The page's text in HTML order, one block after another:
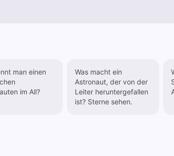
man einen
im All?
Was macht ein
Astronaut, der von der
Leiter heruntergefallen
ist? Sterne sehen.